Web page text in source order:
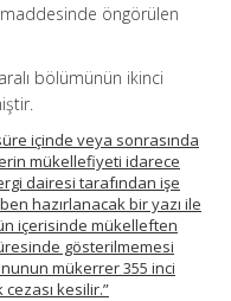
maddesinde öngörülen
bölümünün ikinci
içinde veya sonrasında
mükellefiyeti idarece
dairesi tarafından işe
hazırlanacak bir yazı ile
içerisinde mükelleften
gösterilmemesi
mükerrer 355 inci
kesilir.”